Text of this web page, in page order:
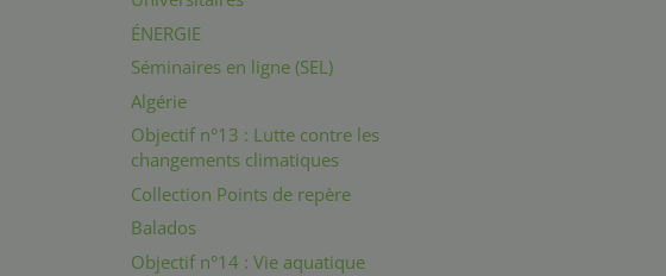
ÉNERGIE
Séminaires en ligne (SEL)
Algérie
Objectif n°13 : Lutte contre les
changements climatiques
Collection Points de repère
Balados
Objectif n°14 : Vie aquatique